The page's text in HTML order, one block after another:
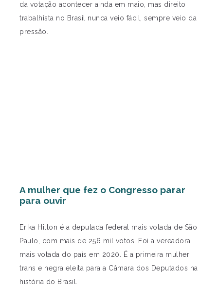
da votação acontecer ainda em maio, mas direito
trabalhista no Brasil nunca veio fácil, sempre veio da
pressão.
A mulher que fez o Congresso parar
para ouvir
Erika Hilton é a deputada federal mais votada de São
Paulo, com mais de 256 mil votos. Foi a vereadora
mais votada do país em 2020. É a primeira mulher
trans e negra eleita para a Câmara dos Deputados na
história do Brasil.